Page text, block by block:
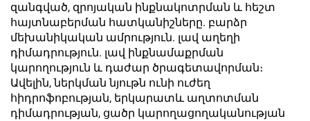
զանգված, զրոյական ինքնակոտրման և հեշտ
հայտնաբերման հատկանիշները. բարձր
մեխանիկական ամրություն. լավ աղեղի
դիմադրություն. լավ ինքնամաքրման
կարողություն և դաժար ծրագետավորման։
Ավելին, ներկման նյութն ունի ուժեղ
հիդրոֆոբության, երկարատև աղտոտման
դիմադրության, ցածր կարողացողականության